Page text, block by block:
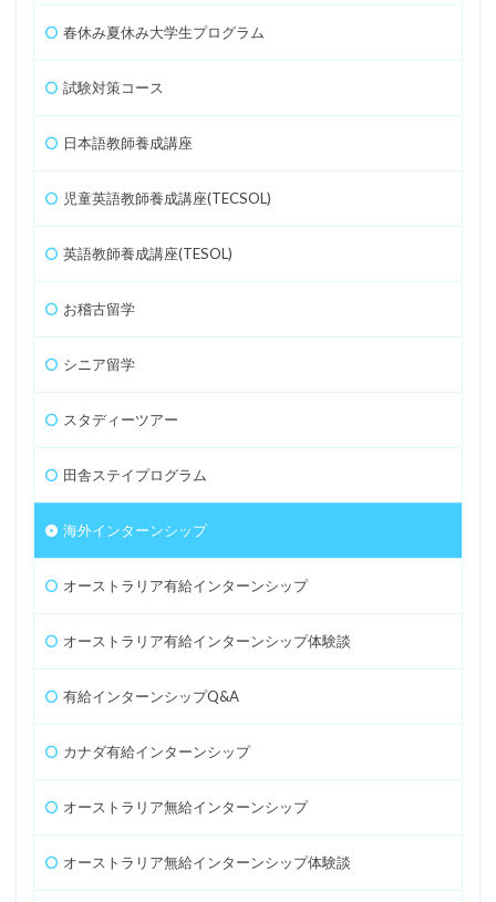
春休み夏休み大学生プログラム
試験対策コース
日本語教師養成講座
児童英語教師養成講座(TECSOL)
英語教師養成講座(TESOL)
お稽古留学
シニア留学
スタディーツアー
田舎ステイプログラム
海外インターンシップ
オーストラリア有給インターンシップ
オーストラリア有給インターンシップ体験談
有給インターンシップQ&A
カナダ有給インターンシップ
オーストラリア無給インターンシップ
オーストラリア無給インターンシップ体験談